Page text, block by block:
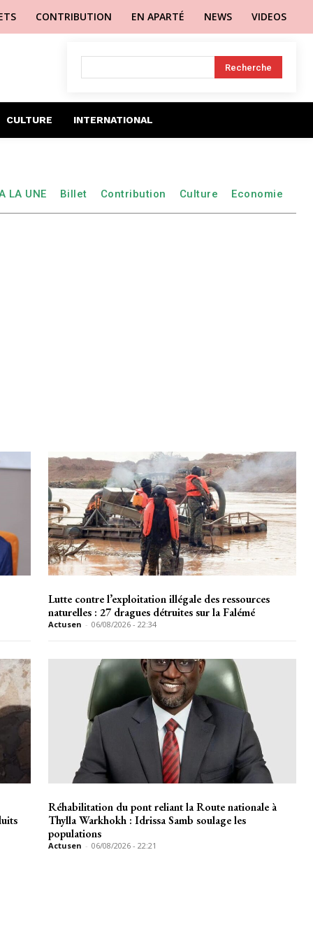
CONTRIBUTION EN APARTÉ NEWS VIDEOS
Recherche
CULTURE INTERNATIONAL
LA UNE Billet Contribution Culture Economie
Lutte contre l’exploitation illégale des ressources
naturelles : 27 dragues détruites sur la Falémé
Actusen - 06/08/2026 - 22:34
Réhabilitation du pont reliant la Route nationale à
Thylla Warkhokh : Idrissa Samb soulage les
populations
Actusen - 06/08/2026 - 22:21